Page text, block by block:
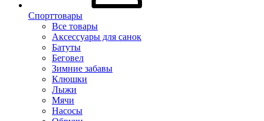
Спорттовары
Все товары
Аксессуары для санок
Батуты
Беговел
Зимние забавы
Клюшки
Лыжи
Мячи
Насосы